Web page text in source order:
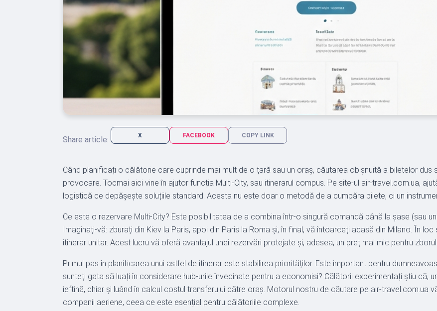
Share article: X FACEBOOK COPY LINK
Când planificați o călătorie care cuprinde mai mult de o țară sau un oraș, căutarea obișnuită a biletelor
provocare. Tocmai aici vine în ajutor funcția Multi-City, sau itinerarul compus. Pe site-ul air-travel.com.ua,
logistică ce depășește soluțiile standard. Acesta nu este doar o metodă de a cumpăra bilete, ci un
Ce este o rezervare Multi-City? Este posibilitatea de a combina într-o singură comandă până la șase (sau
Imaginați-vă: zburați din Kiev la Paris, apoi din Paris la Roma și, în final, vă întoarceți acasă din Milano. În
itinerar unitar. Acest lucru vă oferă avantajul unei rezervări protejate și, adesea, un preț mai mic pentru
Primul pas în planificarea unui astfel de itinerar este stabilirea priorităților. Este important pentru
sunteți gata să luați în considerare hub-urile învecinate pentru a economisi? Călătorii experimentați știu că,
ieftină, chiar și luând în calcul costul transferului către oraș. Motorul nostru de căutare pe air-travel.com.ua
companii aeriene, ceea ce este esențial pentru călătoriile complexe.